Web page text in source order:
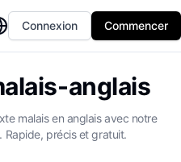
Connexion Commencer
anglais
malais en anglais avec notre
Rapide, précis et gratuit.